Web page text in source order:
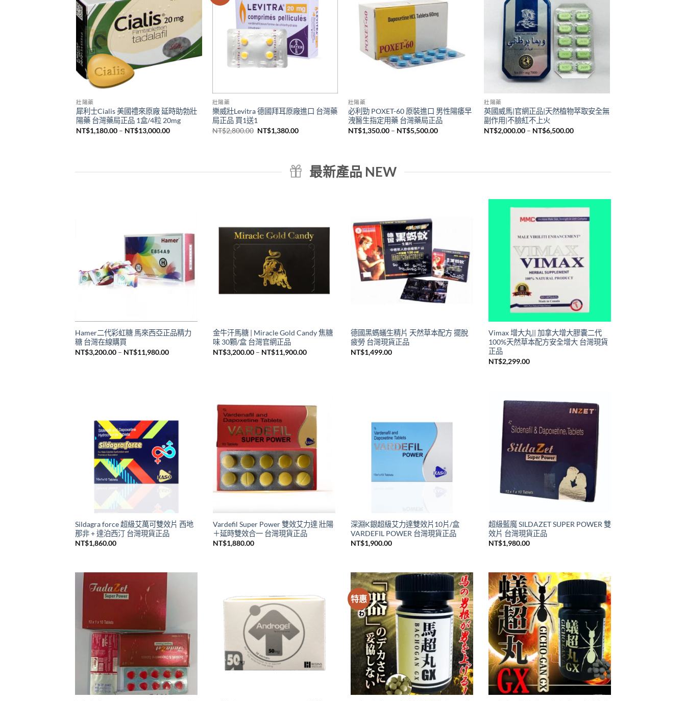
壯陽藥
犀利士Cialis 美國禮來原廠 延時助勃壯
陽藥 台灣藥局正品 1盒/4粒 20mg
NT$1,180.00 – NT$13,000.00價
壯陽藥
樂威壯Levitra 德國拜耳原廠進口 台灣藥
局正品 買1送1
NT$2,800.00 原
NT$1,380.00目
壯陽藥
必利勁 POXET-60 原裝進口 男性陽痿早
洩醫生指定用藥 台灣藥局正品
NT$1,350.00 – NT$5,500.00價
壯陽藥
英國威馬|官網正品|天然植物萃取安全無
副作用|不臉紅不上火
NT$2,000.00 – NT$6,500.00價
最新產品 NEW
Hamer二代彩虹糖 馬來西亞正品精力
糖 台灣在線購買
NT$3,200.00 – NT$11,980.00價
金牛汗馬糖 | Miracle Gold Candy 焦糖
味 30顆/盒 台灣官網正品
NT$3,200.00 – NT$11,900.00價
德國黑螞蟻生精片 天然草本配方 擺脫
疲勞 台灣現貨正品
NT$1,499.00
Vimax 增大丸|| 加拿大增大膠囊二代
100%天然草本配方安全增大 台灣現貨
正品
NT$2,299.00
Sildagra force 超級艾萬可雙效片 西地
那非 + 達泊西汀 台灣現貨正品
NT$1,860.00
Vardefil Super Power 雙效艾力達 壯陽
＋延時雙效合一 台灣現貨正品
NT$1,880.00
深淵K銀超級艾力達雙效片10片/盒
VARDEFIL POWER 台灣現貨正品
NT$1,900.00
超級藍魔 SILDAZET SUPER POWER 雙
效片 台灣現貨正品
NT$1,980.00
特惠